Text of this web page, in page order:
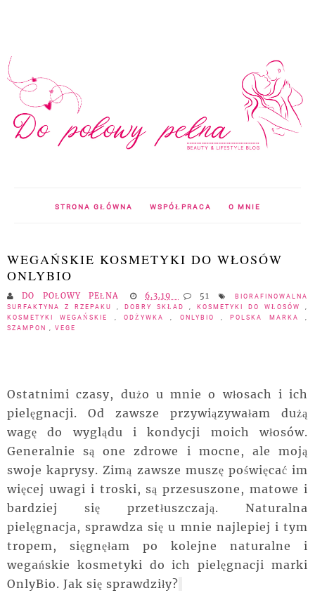
STRONA GŁÓWNA WSPÓŁPRACA O MNIE
WEGAŃSKIE KOSMETYKI DO WŁOSÓW
ONLYBIO
DO POŁOWY PEŁNA 6.3.19 51
BIORAFINOWALNA
SURFAKTYNA Z RZEPAKU
DOBRY SKŁAD KOSMETYKI DO WŁOSÓW
KOSMETYKI WEGAŃSKIE
,ODŻYWKA ONLYBIO POLSKA MARKA
SZAMPON
VEGE
Ostatnimi czasy, dużo u mnie o włosach i ich
pielęgnacji. Od zawsze przywiązywałam dużą
wagę do wyglądu i kondycji moich włosów.
Generalnie są one zdrowe i mocne, ale moją
swoje kaprysy. Zimą zawsze muszę poświęcać im
więcej uwagi i troski, są przesuszone, matowe i
bardziej się przetłuszczają. Naturalna
pielęgnacja, sprawdza się u mnie najlepiej i tym
tropem, sięgnęłam po kolejne naturalne i
wegańskie kosmetyki do ich pielęgnacji marki
OnlyBio. Jak się sprawdziły?